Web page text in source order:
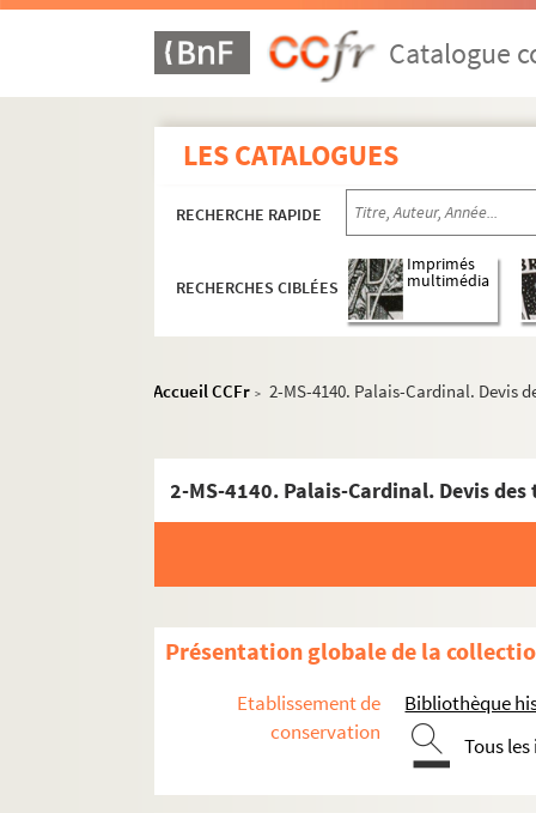
Catalogue
LES CATALOGUES
RECHERCHE RAPIDE
RECHERCHES CIBLÉES
Imprimés
multimédia
Accueil CCFr > 2-MS-4140. Palais-Cardinal. Devis
Présentation globale de la
Etablissement de
conservation
Bibliothèque
Tous
Section A : séries 42 à 45, Monuments publics
Section B : série 46, Hôtels, maisons et édifices
Albe - Dragon